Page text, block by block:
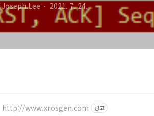
2021. 7. 24.
http://www.xrosgen.com 광고